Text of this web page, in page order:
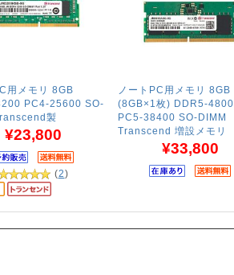
用メモリ 8GB
PC4-25600 SO-
製
¥23,800
(2)
ノートPC用メモリ 8GB
(8GB×1枚) DDR5-4800
PC5-38400 SO-DIMM
Transcend 増設メモリ
¥33,800